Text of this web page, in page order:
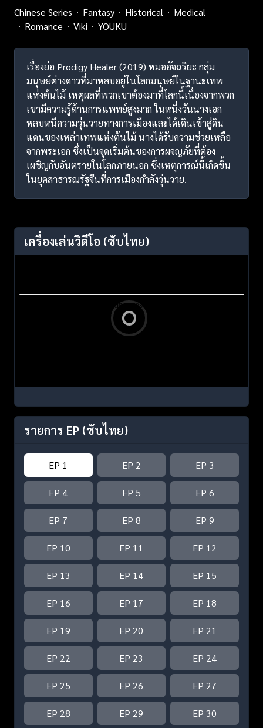
Chinese Series
Fantasy Historical
Medical
Romance
Viki YOUKU
เรื่องย่อ Prodigy Healer (2019) หมออัจฉริยะ กลุ่ม
มนุษย์ต่างดาวที่มาหลบอยู่ในโลกมนุษย์ในฐานะเทพ
แห่งต้นไม้ เหตุผลที่พวกเขาต้องมาที่โลกนี้เนื่องจากพวก
เขามีความรู้ด้านการแพทย์สูงมาก ในหนึ่งวันนางเอก
หลบหนีความวุ่นวายทางการเมืองและได้เดินเข้าสู่ดิน
แดนของเหล่าเทพแห่งต้นไม้ นางได้รับความช่วยเหลือ
จากพระเอก ซึ่งเป็นจุดเริ่มต้นของการผจญภัยที่ต้อง
เผชิญกับอันตรายในโลกภายนอก ซึ่งเหตุการณ์นี้เกิดขึ้น
ในยุคสาธารณรัฐจีนที่การเมืองกำลังวุ่นวาย.
เครื่องเล่นวิดีโอ (ซับไทย)
รายการ EP (ซับไทย)
EP 1 EP 2 EP 3
EP 4 EP 5 EP 6
EP 7 EP 8 EP 9
EP 10 EP 11 EP 12
EP 13 EP 14 EP 15
EP 16 EP 17 EP 18
EP 19 EP 20 EP 21
EP 22 EP 23 EP 24
EP 25 EP 26 EP 27
EP 28 EP 29 EP 30